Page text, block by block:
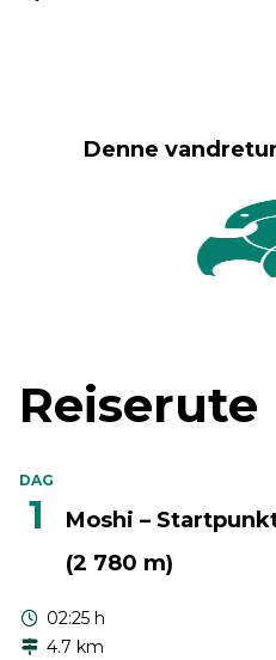
Denne
Reiserute
DAG
1
Moshi –
(2 780 m)
02:25 h
4.7 km